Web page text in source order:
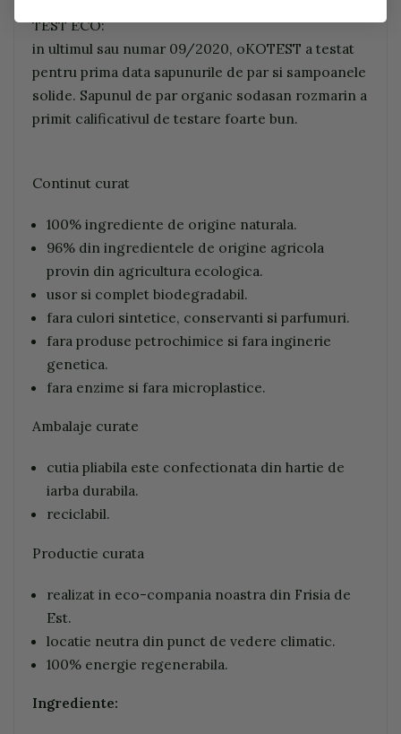
TEST ECO:
in ultimul sau numar 09/2020, oKOTEST a testat
pentru prima data sapunurile de par si sampoanele
solide. Sapunul de par organic sodasan rozmarin a
primit calificativul de testare foarte bun.
Continut curat
100% ingrediente de origine naturala.
96% din ingredientele de origine agricola
provin din agricultura ecologica.
usor si complet biodegradabil.
fara culori sintetice, conservanti si parfumuri.
fara produse petrochimice si fara inginerie
genetica.
fara enzime si fara microplastice.
Ambalaje curate
cutia pliabila este confectionata din hartie de
iarba durabila.
reciclabil.
Productie curata
realizat in eco-compania noastra din Frisia de
Est.
locatie neutra din punct de vedere climatic.
100% energie regenerabila.
Ingrediente: